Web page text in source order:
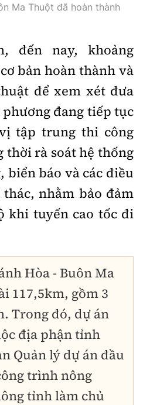
Ma Thuột đã hoàn thành
đến nay, khoảng
bản hoàn thành và
để xem xét đưa
đang tiếp tục
tập trung thi công
thời rà soát hệ thống
biển báo và các điều
nhằm bảo đảm
khi tuyến cao tốc đi
Hòa - Buôn Ma
117,5km, gồm 3
Trong đó, dự án
địa phận tỉnh
Quản lý dự án đầu
trình nông
tỉnh làm chủ